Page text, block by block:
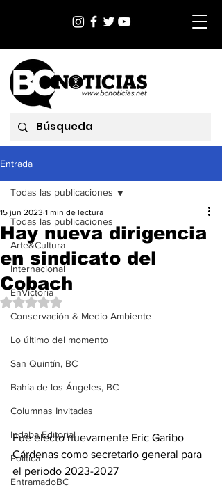
Entrada
Todas las publicaciones
Arte&Cultura
Internacional
EnVictoria
Conservación & Medio Ambiente
Lo último del momento
San Quintín, BC
Bahía de los Ángeles, BC
Columnas Invitadas
Indaba Editorial
Política
EntramadoBC
Todas las publicaciones
Hay nueva dirigencia
en sindicato del
Cobach
15 jun 2023 1 min de lectura
Obtuvo NaN de 5 estrellas.
Fue electo nuevamente Eric Garibo
Cárdenas como secretario general para
el periodo 2023-2027